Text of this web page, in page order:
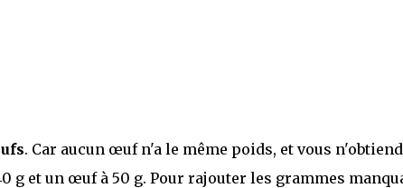
. Car aucun œuf n'a le même poids, et vous
g et un œuf à 50 g. Pour rajouter les grammes